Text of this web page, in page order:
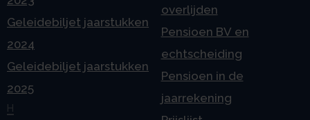
Geleidebiljet jaarstukken
2024
Geleidebiljet jaarstukken
2025
H
overlijden
Pensioen BV en
echtscheiding
Pensioen in de
jaarrekening